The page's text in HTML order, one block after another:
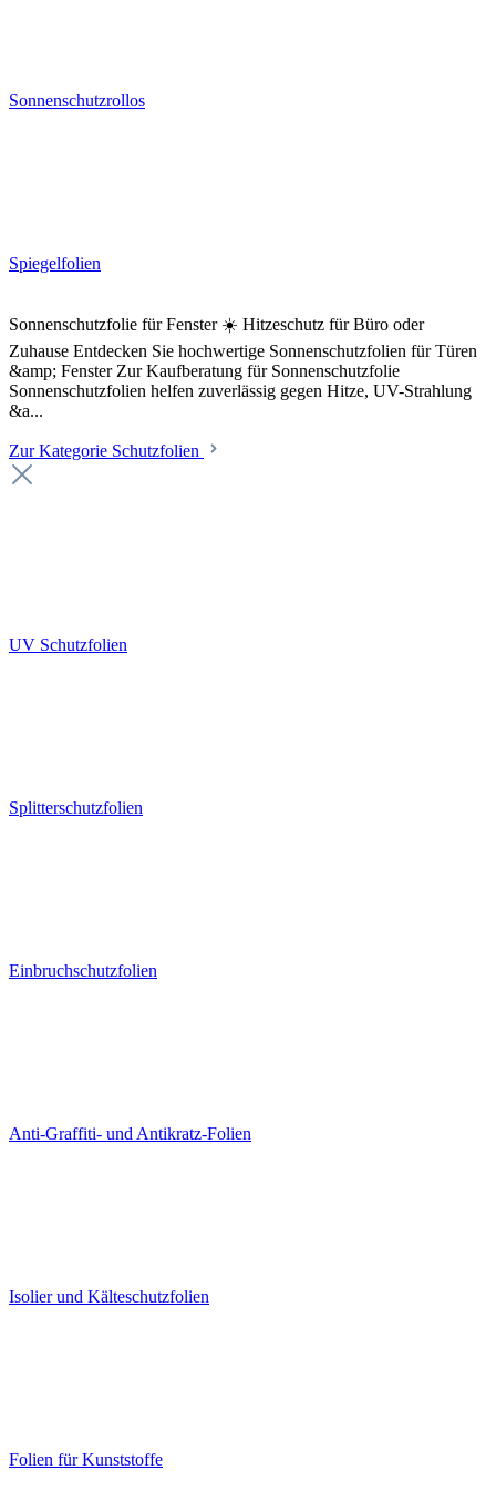
Sonnenschutzrollos
Spiegelfolien
Sonnenschutzfolie für Fenster ☀️ Hitzeschutz für Büro oder
Zuhause Entdecken Sie hochwertige Sonnenschutzfolien für Türen
&amp; Fenster Zur Kaufberatung für Sonnenschutzfolie
Sonnenschutzfolien helfen zuverlässig gegen Hitze, UV-Strahlung
&a...
Zur Kategorie Schutzfolien
UV Schutzfolien
Splitterschutzfolien
Einbruchschutzfolien
Anti-Graffiti- und Antikratz-Folien
Isolier und Kälteschutzfolien
Folien für Kunststoffe